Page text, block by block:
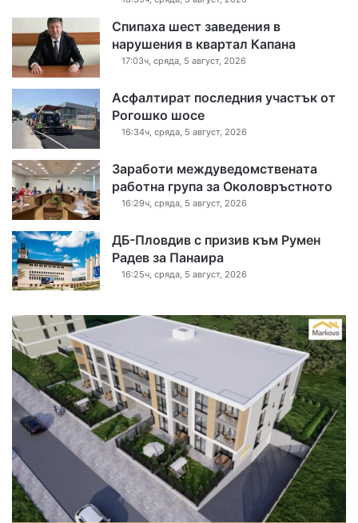
Спипаха шест заведения в
нарушения в квартал Капана
17:03ч, сряда, 5 август, 2026
Асфалтират последния участък от
Рогошко шосе
16:34ч, сряда, 5 август, 2026
Заработи междуведомствената
работна група за Околовръстното
16:29ч, сряда, 5 август, 2026
ДБ-Пловдив с призив към Румен
Радев за Панаира
16:25ч, сряда, 5 август, 2026